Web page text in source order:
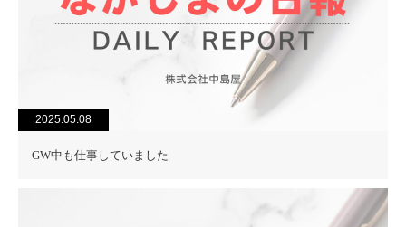
2025.05.08
GW中も仕事していました